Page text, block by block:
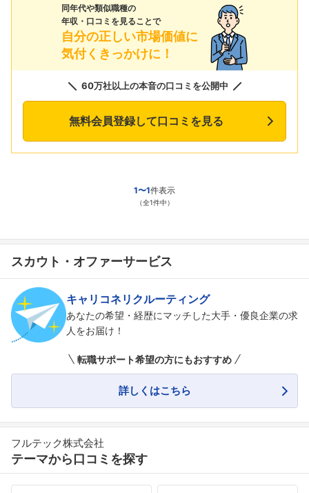
同年代や類似職種の
年収・口コミを見ることで
自分の正しい市場価値に
気付くきっかけに！
60万社以上の本音の口コミを公開中
無料会員登録して口コミを見る
1〜1件表示
（全1件中）
スカウト・オファーサービス
キャリコネリクルーティング
あなたの希望・経歴にマッチした大手・優良企業の求
人をお届け！
転職サポート希望の方にもおすすめ
詳しくはこちら
フルテック株式会社
テーマから口コミを探す